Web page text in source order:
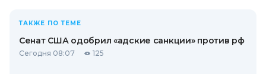
ТАКЖЕ ПО ТЕМЕ
Сенат США одобрил «адские санкции» против рф
Сегодня 08:07 125